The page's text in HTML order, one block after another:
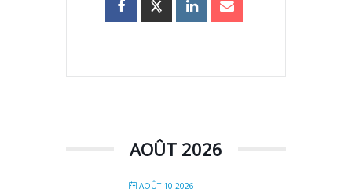
AOÛT 2026
AOÛT 10 2026